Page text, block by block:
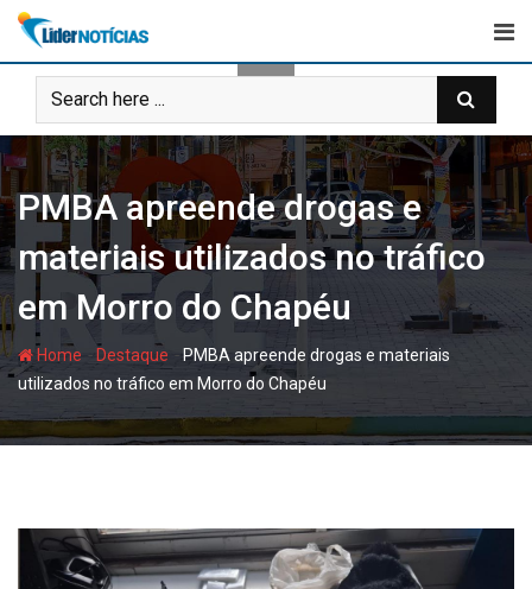
Skip
content
PMBA apreende drogas e
materiais utilizados no tráfico
em Morro do Chapéu
Home - Destaque - PMBA apreende drogas e materiais
utilizados no tráfico em Morro do Chapéu